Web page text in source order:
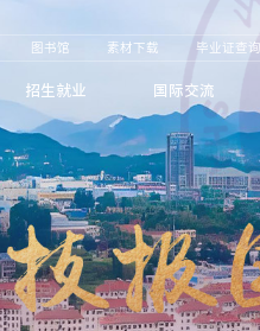
图书馆 素材下载 毕业证查询
招生就业 国际交流